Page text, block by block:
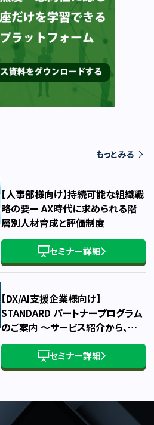
もっとみる
【人事部様向け】持続可能な組織戦
略の要ー AX時代に求められる階
層別人材育成と評価制度
セミナー詳細
【DX/AI支援企業様向け】
STANDARD パートナープログラム
のご案内 ～サービス紹介から、概
要・主要条件・お申込み方法まで～
セミナー詳細